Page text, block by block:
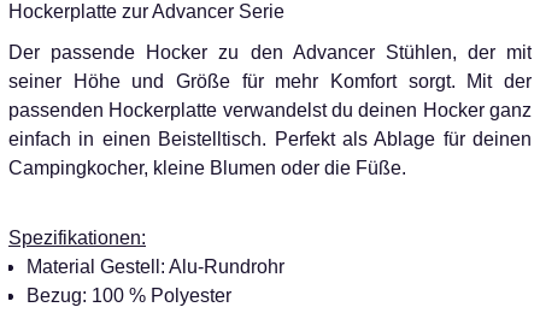
Hockerplatte zur Advancer Serie
Der passende Hocker zu den Advancer Stühlen, der mit
seiner Höhe und Größe für mehr Komfort sorgt. Mit der
passenden Hockerplatte verwandelst du deinen Hocker ganz
einfach in einen Beistelltisch. Perfekt als Ablage für deinen
Campingkocher, kleine Blumen oder die Füße.
Spezifikationen:
Material Gestell: Alu-Rundrohr
Bezug: 100 % Polyester